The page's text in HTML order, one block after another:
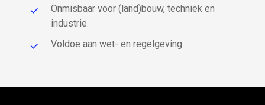
Onmisbaar voor (land)bouw, techniek en
industrie.
Voldoe aan wet- en regelgeving.